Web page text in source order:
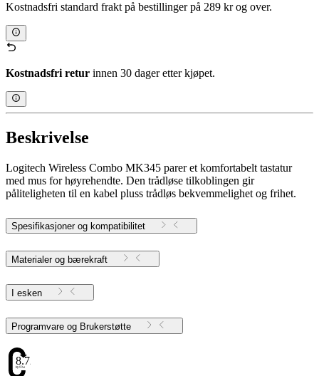
Kostnadsfri standard frakt på bestillinger på 289 kr og over.
Kostnadsfri retur innen 30 dager etter kjøpet.
Beskrivelse
Logitech Wireless Combo MK345 parer et komfortabelt tastatur
med mus for høyrehendte. Den trådløse tilkoblingen gir
påliteligheten til en kabel pluss trådløs bekvemmelighet og frihet.
Spesifikasjoner og kompatibilitet
Materialer og bærekraft
I esken
Programvare og Brukerstøtte
8.72